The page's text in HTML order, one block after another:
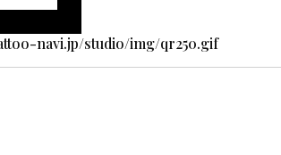
navi.jp/studio/img/qr250.gif